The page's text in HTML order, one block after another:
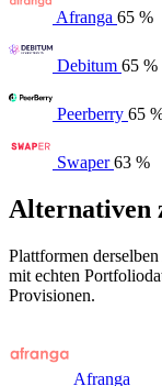
Afranga 65 %
Debitum 65 %
Peerberry 65
Swaper63 %
Alternativen
Plattformen
mit echten
Provisionen.
Afranga